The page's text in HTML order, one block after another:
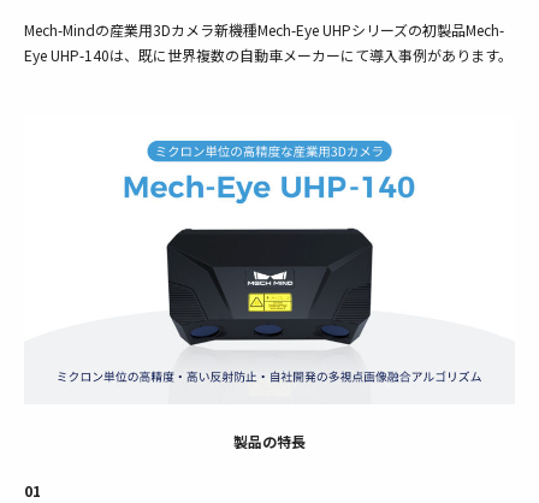
Mech-Mindの産業用3Dカメラ新機種Mech-Eye UHPシリーズの初製品Mech-
Eye UHP-140は、既に世界複数の自動車メーカーにて導入事例があります。
製品の特長
01